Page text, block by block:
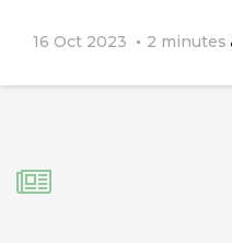
16 Oct 2023 2 minutes